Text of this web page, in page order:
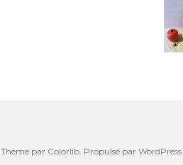
par Colorlib. Propulsé par WordPress